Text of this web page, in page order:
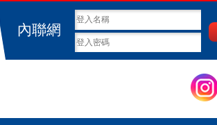
內聯網